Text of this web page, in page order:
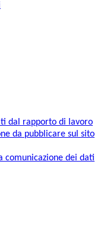
dal rapporto di lavoro
da pubblicare sul sito
comunicazione dei dati